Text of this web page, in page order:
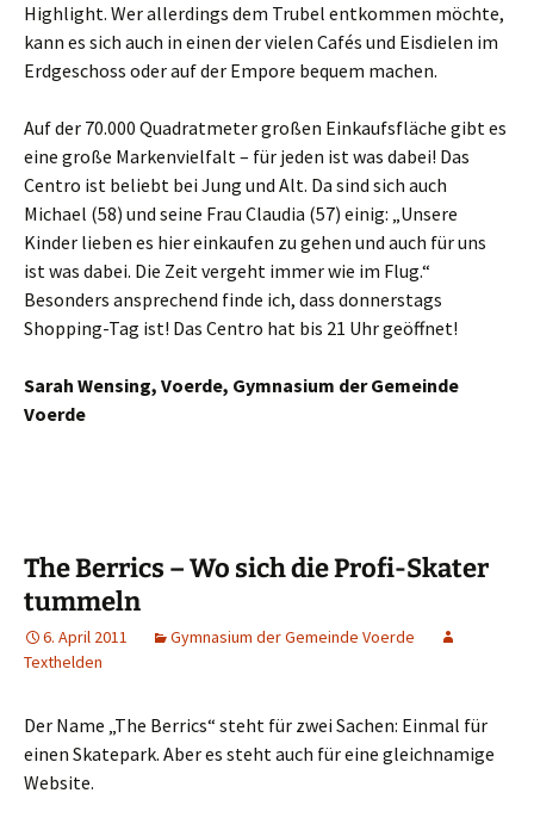
Highlight. Wer allerdings dem Trubel entkommen möchte,
kann es sich auch in einen der vielen Cafés und Eisdielen im
Erdgeschoss oder auf der Empore bequem machen.
Auf der 70.000 Quadratmeter großen Einkaufsfläche gibt es
eine große Markenvielfalt – für jeden ist was dabei! Das
Centro ist beliebt bei Jung und Alt. Da sind sich auch
Michael (58) und seine Frau Claudia (57) einig: „Unsere
Kinder lieben es hier einkaufen zu gehen und auch für uns
ist was dabei. Die Zeit vergeht immer wie im Flug.“
Besonders ansprechend finde ich, dass donnerstags
Shopping-Tag ist! Das Centro hat bis 21 Uhr geöffnet!
Sarah Wensing, Voerde, Gymnasium der Gemeinde
Voerde
The Berrics – Wo sich die Profi-Skater
tummeln
6. April 2011
Gymnasium der Gemeinde Voerde
Texthelden
Der Name „The Berrics“ steht für zwei Sachen: Einmal für
einen Skatepark. Aber es steht auch für eine gleichnamige
Website.